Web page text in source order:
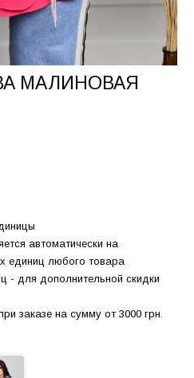
МАЛИНОВАЯ
автоматически на
единиц любого товара
для дополнительной скидки
заказе на сумму от 3000 грн.